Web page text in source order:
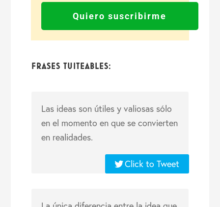
Quiero suscribirme
FRASES TUITEABLES:
Las ideas son útiles y valiosas sólo
en el momento en que se convierten
en realidades.
Click to Tweet